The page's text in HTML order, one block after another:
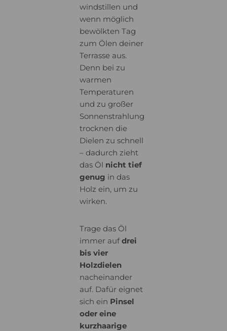
windstillen und
wenn möglich
bewölkten Tag
zum Ölen deiner
Terrasse aus.
Denn bei zu
warmen
Temperaturen
und zu großer
Sonnenstrahlung
trocknen die
Dielen zu schnell
– dadurch zieht
das Öl nicht tief
genug in das
Holz ein, um zu
wirken.
Trage das Öl
immer aufdrei
bis vier
Holzdielen
nacheinander
auf. Dafür eignet
sich ein Pinsel
oder eine
kurzhaarige